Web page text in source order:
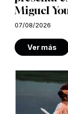
Miguel
07/08/2026
Ver más